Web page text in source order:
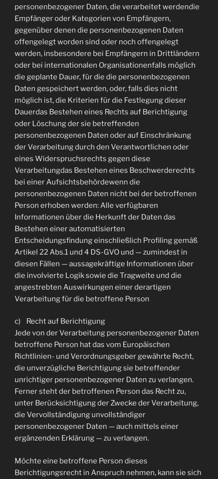
personenbezogener Daten, die verarbeitet werdendie
Empfänger oder Kategorien von Empfängern,
gegenüber denen die personenbezogenen Daten
offengelegt worden sind oder noch offengelegt
werden, insbesondere bei Empfängern in Drittländern
oder bei internationalen Organisationenfalls möglich
die geplante Dauer, für die die personenbezogenen
Daten gespeichert werden, oder, falls dies nicht
möglich ist, die Kriterien für die Festlegung dieser
Dauerdas Bestehen eines Rechts auf Berichtigung
oder Löschung der sie betreffenden
personenbezogenen Daten oder auf Einschränkung
der Verarbeitung durch den Verantwortlichen oder
eines Widerspruchsrechts gegen diese
Verarbeitungdas Bestehen eines Beschwerderechts
bei einer Aufsichtsbehördewenn die
personenbezogenen Daten nicht bei der betroffenen
Person erhoben werden: Alle verfügbaren
Informationen über die Herkunft der Daten das
Bestehen einer automatisierten
Entscheidungsfindung einschließlich Profiling gemäß
Artikel 22 Abs.1 und 4 DS-GVO und — zumindest in
diesen Fällen — aussagekräftige Informationen über
die involvierte Logik sowie die Tragweite und die
angestrebten Auswirkungen einer derartigen
Verarbeitung für die betroffene Person
c) Recht auf Berichtigung
Jede von der Verarbeitung personenbezogener Daten
betroffene Person hat das vom Europäischen
Richtlinien- und Verordnungsgeber gewährte Recht,
die unverzügliche Berichtigung sie betreffender
unrichtiger personenbezogener Daten zu verlangen.
Ferner steht der betroffenen Person das Recht zu,
unter Berücksichtigung der Zwecke der Verarbeitung,
die Vervollständigung unvollständiger
personenbezogener Daten — auch mittels einer
ergänzenden Erklärung — zu verlangen.
Möchte eine betroffene Person dieses
Berichtigungsrecht in Anspruch nehmen, kann sie sich